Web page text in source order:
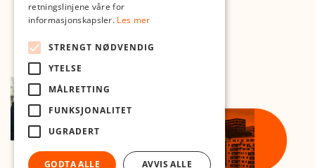
retningslinjene våre for
informasjonskapsler. Les mer
STRENGT NØDVENDIG
YTELSE
MÅLRETTING
FUNKSJONALITET
UGRADERT
GODTA ALLE AVVIS ALLE